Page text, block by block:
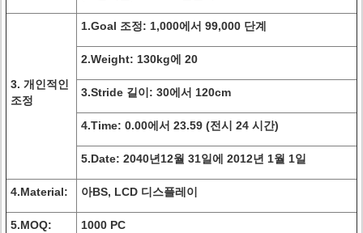
3. 개인적인
조정
1.Goal 조정: 1,000에서 99,000 단계
2.Weight: 130kg에 20
3.Stride 길이: 30에서 120cm
4.Time: 0.00에서 23.59 (전시 24 시간)
5.Date: 2040년12월 31일에 2012년 1월 1일
4.Material: 아BS, LCD 디스플레이
5.MOQ: 1000 PC